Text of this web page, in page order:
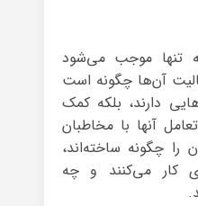
‌تنها موجب می‌شود
آن‌ها چگونه است
دارند، بلکه کمک
آنها با مخاطبان
را چگونه ساخته‌اند،
کار می‌کنند و چه